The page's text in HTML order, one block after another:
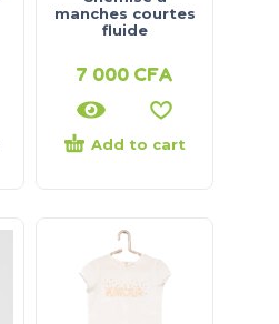
manches courtes
fluide
7 000 CFA
Add to cart